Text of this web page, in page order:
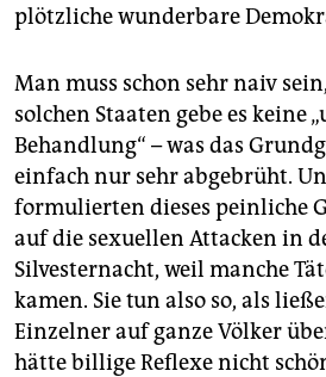
plötzliche wunderbare
Man muss schon sehr naiv
solchen Staaten gebe es keine
Behandlung“ – was das
einfach nur sehr abgebrüht.
formulierten dieses peinliche
auf die sexuellen Attacken in
Silvesternacht, weil manche
kamen. Sie tun also so, als
Einzelner auf ganze Völker
hätte billige Reflexe nicht